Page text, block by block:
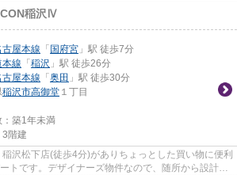
稲沢Ⅳ
屋本線 「 国府宮 」駅 徒歩7分
本線 「 稲沢 」駅 徒歩26分
屋本線 「 奥田 」駅 徒歩30分
稲沢市高御堂 １丁目
：築1年未満
3階建
沢松下店(徒歩4分)がありちょっとした買い物に便利
トです。デザイナーズ物件なので、随所から設計者